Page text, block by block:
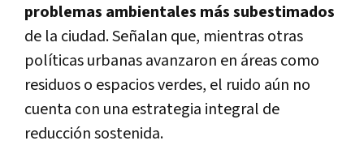
problemas ambientales más subestimados
de la ciudad. Señalan que, mientras otras
políticas urbanas avanzaron en áreas como
residuos o espacios verdes, el ruido aún no
cuenta con una estrategia integral de
reducción sostenida.